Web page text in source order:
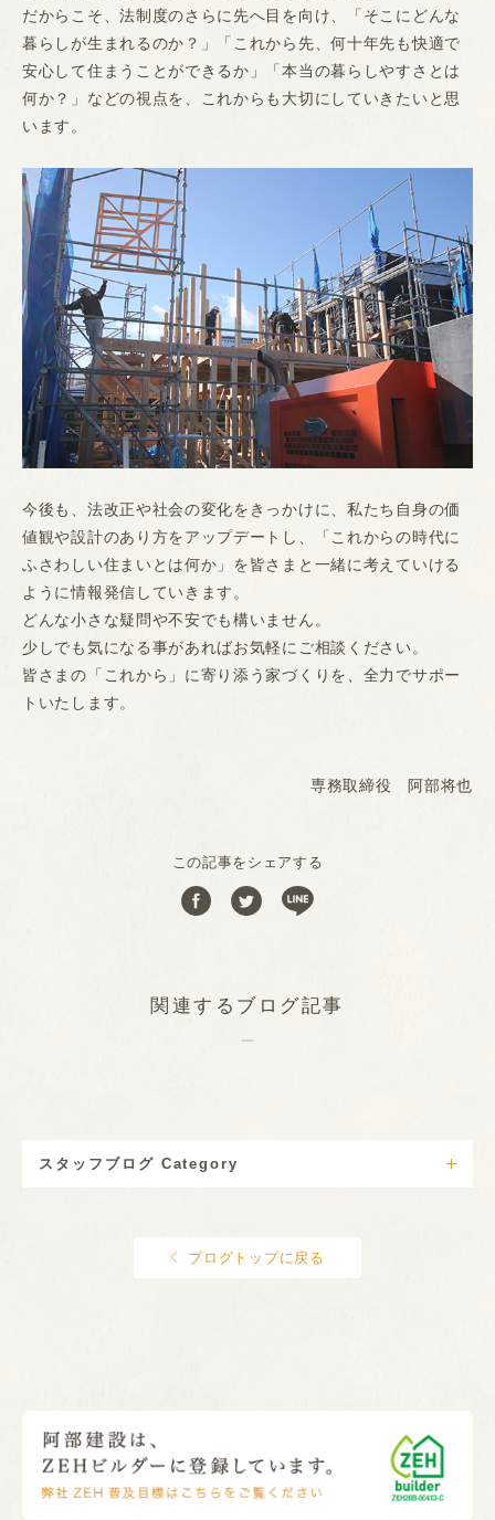
だからこそ、法制度のさらに先へ目を向け、「そこにどんな
暮らしが生まれるのか？」「これから先、何十年先も快適で
安心して住まうことができるか」「本当の暮らしやすさとは
何か？」などの視点を、これからも大切にしていきたいと思
います。
今後も、法改正や社会の変化をきっかけに、私たち自身の価
値観や設計のあり方をアップデートし、「これからの時代に
ふさわしい住まいとは何か」を皆さまと一緒に考えていける
ように情報発信していきます。
どんな小さな疑問や不安でも構いません。
少しでも気になる事があればお気軽にご相談ください。
皆さまの「これから」に寄り添う家づくりを、全力でサポー
トいたします。
専務取締役 阿部将也
この記事をシェアする
関連するブログ記事
スタッフブログ Category
ブログトップに戻る